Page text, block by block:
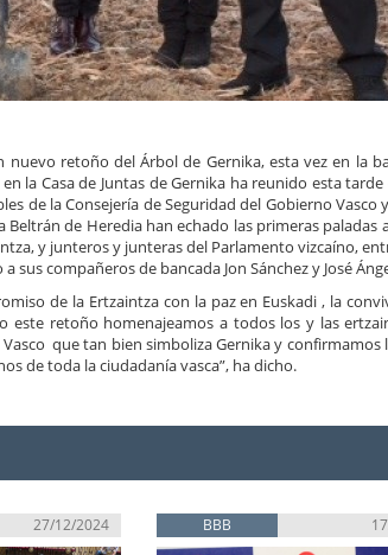
retoño del Árbol de Gernika, esta vez en la
la Casa de Juntas de Gernika ha reunido esta tarde
de la Consejería de Seguridad del Gobierno Vasco
Beltrán de Heredia han echado las primeras paladas
y junteros y junteras del Parlamento vizcaíno,
compañeros de bancada Jon Sánchez y José
de la Ertzaintza con la paz en Euskadi , la
este retoño homenajeamos a todos los y las
que tan bien simboliza Gernika y confirmamos
de toda la ciudadanía vasca”, ha dicho.
27/12/2024 BBB